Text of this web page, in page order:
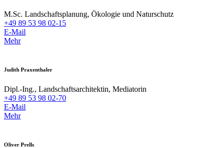
M.Sc. Landschaftsplanung, Ökologie und Naturschutz
+49 89 53 98 02-15
E-Mail
Mehr
Judith Praxenthaler
Dipl.-Ing., Landschaftsarchitektin, Mediatorin
+49 89 53 98 02-70
E-Mail
Mehr
Oliver Prells